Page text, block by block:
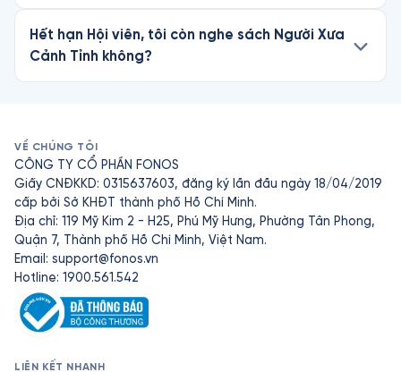
Hết hạn Hội viên, tôi còn nghe sách Người Xưa
Cảnh Tỉnh không?
VỀ CHÚNG TÔI
CÔNG TY CỔ PHẦN FONOS
Giấy CNĐKKD: 0315637603, đăng ký lần đầu ngày 18/04/2019
cấp bởi Sở KHĐT thành phố Hồ Chí Minh.
Địa chỉ: 119 Mỹ Kim 2 - H25, Phú Mỹ Hưng, Phường Tân Phong,
Quận 7, Thành phố Hồ Chí Minh, Việt Nam.
Email: support@fonos.vn
Hotline: 1900.561.542
LIÊN KẾT NHANH